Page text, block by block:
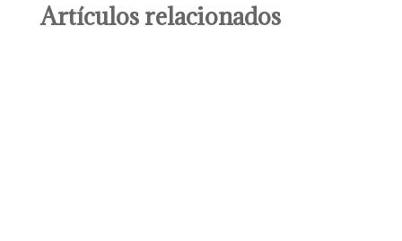
Artículos relacionados